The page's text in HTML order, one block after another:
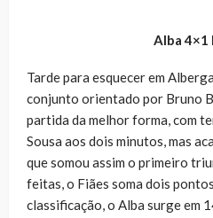
Alba 4×1
Tarde para esquecer em
conjunto orientado por Bruno
partida da melhor forma, com
Sousa aos dois minutos, mas
que somou assim o primeiro
feitas, o Fiães soma dois
classificação, o Alba surge em